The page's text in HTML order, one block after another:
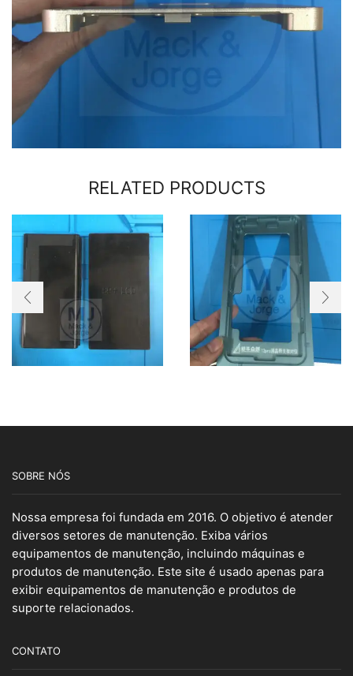
RELATED PRODUCTS
SOBRE NÓS
Nossa empresa foi fundada em 2016. O objetivo é atender
diversos setores de manutenção. Exiba vários
equipamentos de manutenção, incluindo máquinas e
produtos de manutenção. Este site é usado apenas para
exibir equipamentos de manutenção e produtos de
suporte relacionados.
CONTATO